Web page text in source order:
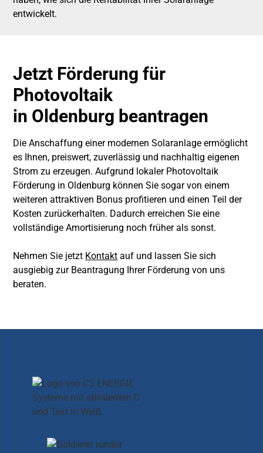
entwickelt.
Jetzt Förderung für
Photovoltaik
in Oldenburg beantragen
Die Anschaffung einer modernen Solaranlage ermöglicht
es Ihnen, preiswert, zuverlässig und nachhaltig eigenen
Strom zu erzeugen. Aufgrund lokaler Photovoltaik
Förderung in Oldenburg können Sie sogar von einem
weiteren attraktiven Bonus profitieren und einen Teil der
Kosten zurückerhalten. Dadurch erreichen Sie eine
vollständige Amortisierung noch früher als sonst.
Nehmen Sie jetzt Kontakt auf und lassen Sie sich
ausgiebig zur Beantragung Ihrer Förderung von uns
beraten.